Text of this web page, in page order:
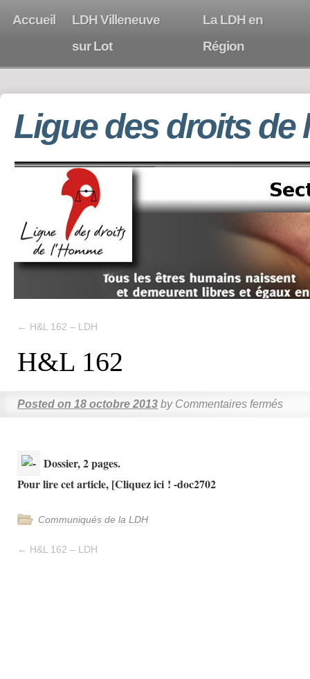
Accueil
LDH Villeneuve
sur Lot
La LDH en
Région
Ligue des droits de
← H&L 162 – LDH
H&L 162
Posted on 18 octobre 2013 by Commentaires fermés
Dossier, 2 pages.
Pour lire cet article, [Cliquez ici ! -doc2702
Communiqués de la LDH
← H&L 162 – LDH